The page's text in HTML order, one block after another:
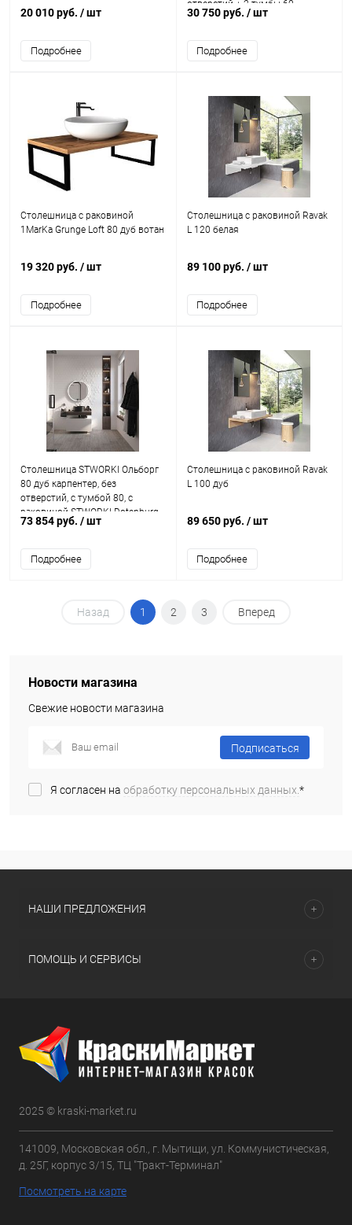
20 010 руб. / шт
Подробнее
отверстий + 2 тумбы 60
30 750 руб. / шт
Подробнее
Столешница с раковиной
1MarKa Grunge Loft 80 дуб вотан
19 320 руб. / шт
Подробнее
Столешница с раковиной Ravak
L 120 белая
89 100 руб. / шт
Подробнее
Столешница STWORKI Ольборг
80 дуб карпентер, без
отверстий, с тумбой 80, с
раковиной STWORKI Rotenburg
40 черной
73 854 руб. / шт
Подробнее
Столешница с раковиной Ravak
L 100 дуб
89 650 руб. / шт
Подробнее
Назад 1 2 3 Вперед
Новости магазина
Свежие новости магазина
Подписаться
Я согласен на обработку персональных данных.*
НАШИ ПРЕДЛОЖЕНИЯ
ПОМОЩЬ И СЕРВИСЫ
2025 © kraski-market.ru
141009, Московская обл., г. Мытищи, ул. Коммунистическая,
д. 25Г, корпус 3/15, ТЦ "Тракт-Терминал"
Посмотреть на карте